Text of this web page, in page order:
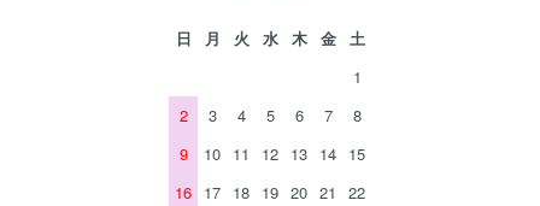
日 月 火 水 木 金
土
1
2
3 4 5 6 7
8
9
10 11 12 13 14 15
16 17 18 19 20 21
22